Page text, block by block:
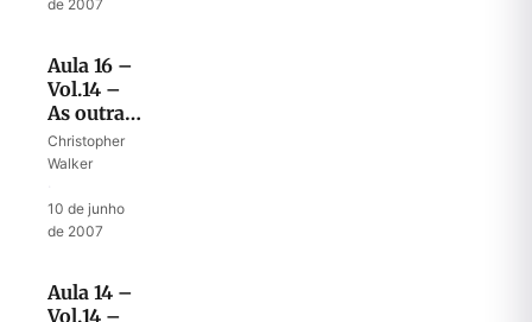
de 2007
Aula 16 –
Vol.14 –
As outras
personagens
na
de
Amnom
Christopher
Walker
10 de junho
de 2007
Aula 14 –
Vol.14 –